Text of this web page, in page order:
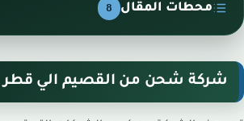
محطات المقال 8
شركة شحن من القصيم الي قطر